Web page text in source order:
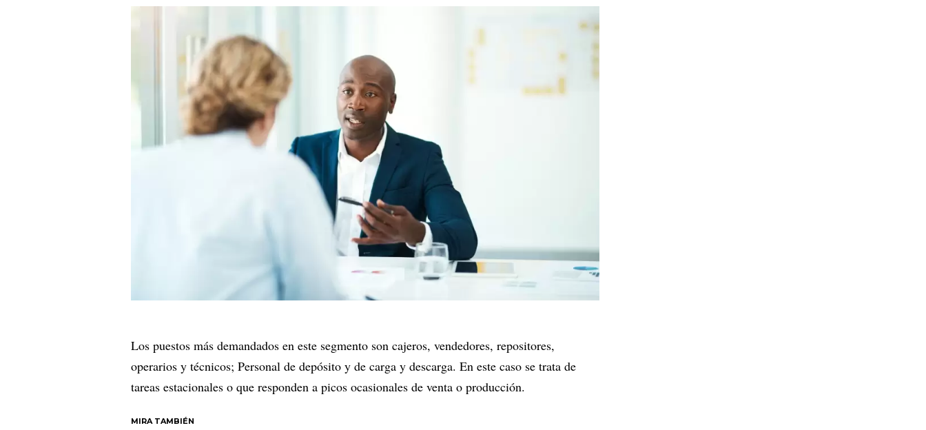
Los puestos más demandados en este segmento son cajeros, vendedores, repositores,
operarios y técnicos; Personal de depósito y de carga y descarga. En este caso se trata de
tareas estacionales o que responden a picos ocasionales de venta o producción.
MIRA TAMBIÉN